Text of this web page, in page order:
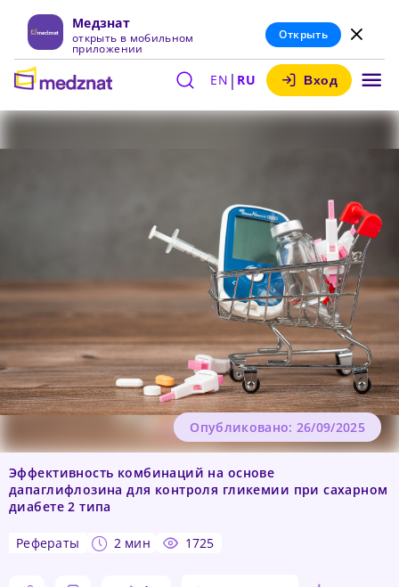
Медзнат
открыть в мобильном
приложении
Открыть
EN | RU Вход
Эффективность комбинаций на основе
дапаглифлозина для контроля гликемии при сахарном
диабете 2 типа
рефераты 2 мин 1725
Опубликовано: 26/09/2025